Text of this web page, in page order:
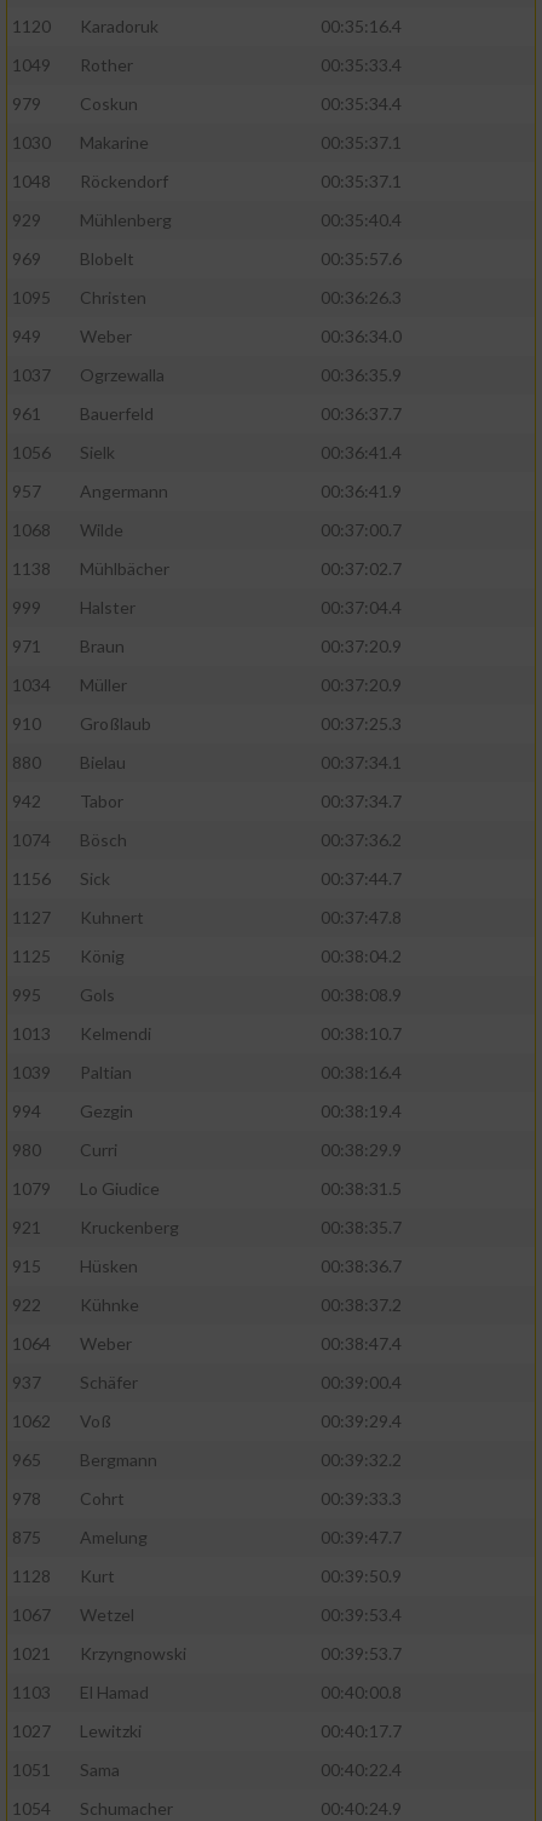
1120
Karadoruk
00:35:16.4
1049
Rother
00:35:33.4
979
Coskun
00:35:34.4
1030
Makarine
00:35:37.1
1048
Röckendorf
00:35:37.1
929
Mühlenberg
00:35:40.4
969
Blobelt
00:35:57.6
1095
Christen
00:36:26.3
949
Weber
00:36:34.0
1037
Ogrzewalla
00:36:35.9
961
Bauerfeld
00:36:37.7
1056
Sielk
00:36:41.4
957
Angermann
00:36:41.9
1068
Wilde
00:37:00.7
1138
Mühlbächer
00:37:02.7
999
Halster
00:37:04.4
971
Braun
00:37:20.9
1034
Müller
00:37:20.9
910
Großlaub
00:37:25.3
880
Bielau
00:37:34.1
942
Tabor
00:37:34.7
1074
Bösch
00:37:36.2
1156
Sick
00:37:44.7
1127
Kuhnert
00:37:47.8
1125
König
00:38:04.2
995
Gols
00:38:08.9
1013
Kelmendi
00:38:10.7
1039
Paltian
00:38:16.4
994
Gezgin
00:38:19.4
980
Curri
00:38:29.9
1079
Lo Giudice
00:38:31.5
921
Kruckenberg
00:38:35.7
915
Hüsken
00:38:36.7
922
Kühnke
00:38:37.2
1064
Weber
00:38:47.4
937
Schäfer
00:39:00.4
1062
Voß
00:39:29.4
965
Bergmann
00:39:32.2
978
Cohrt
00:39:33.3
875
Amelung
00:39:47.7
1128
Kurt
00:39:50.9
1067
Wetzel
00:39:53.4
1021
Krzyngnowski
00:39:53.7
1103
El Hamad
00:40:00.8
1027
Lewitzki
00:40:17.7
1051
Sama
00:40:22.4
1054
Schumacher
00:40:24.9